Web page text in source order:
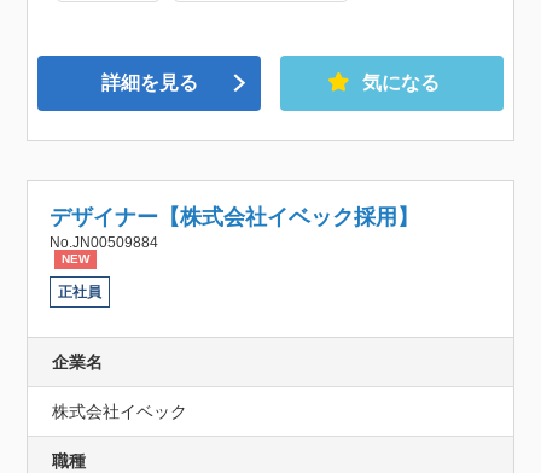
詳細を見る 気になる
デザイナー【株式会社イベック採用】
No.JN00509884
NEW
正社員
企業名
株式会社イベック
職種